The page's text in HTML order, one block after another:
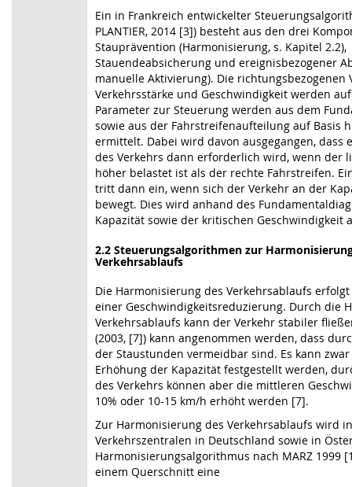
Ein in Frankreich entwickelter
PLANTIER, 2014 [3]) besteht aus den drei
Stauprävention (Harmonisierung, s. Kapitel 2.2),
Stauendeabsicherung und ereignisbezogener
manuelle Aktivierung). Die richtungsbezogenen
Verkehrsstärke und Geschwindigkeit werden
Parameter zur Steuerung werden aus dem
sowie aus der Fahrstreifenaufteilung auf Basis
ermittelt. Dabei wird davon ausgegangen, dass
des Verkehrs dann erforderlich wird, wenn der
höher belastet ist als der rechte Fahrstreifen.
tritt dann ein, wenn sich der Verkehr an der
bewegt. Dies wird anhand des
Kapazität sowie der kritischen Geschwindigkeit
2.2 Steuerungsalgorithmen zur
Verkehrsablaufs
Die Harmonisierung des Verkehrsablaufs
einer Geschwindigkeitsreduzierung. Durch die
Verkehrsablaufs kann der Verkehr stabiler
(2003, [7]) kann angenommen werden, dass
der Staustunden vermeidbar sind. Es kann
Erhöhung der Kapazität festgestellt werden,
des Verkehrs können aber die mittleren
10% oder 10-15 km/h erhöht werden [7].
Zur Harmonisierung des Verkehrsablaufs wird
Verkehrszentralen in Deutschland sowie in
Harmonisierungsalgorithmus nach MARZ 1999
einem Querschnitt eine